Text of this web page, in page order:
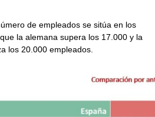
de empleados se sitúa en los
la alemana supera los 17.000 y la
los 20.000 empleados.